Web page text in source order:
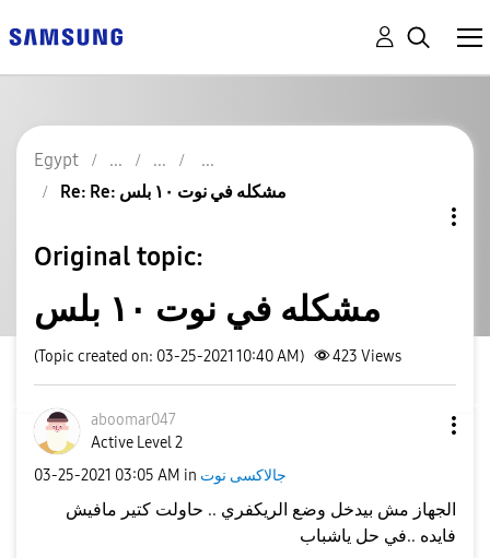
Egypt
Re: Re: مشكله في نوت ١٠ بلس
Original topic:
مشكله في نوت ١٠ بلس
(Topic created on: 03-25-2021 10:40 AM) 423 Views
aboomar047
Active Level 2
‎03-25-2021 03:05 AM in جالاكسى نوت
الجهاز مش بيدخل وضع الريكفري .. حاولت كتير مافيش
فايده ..في حل ياشباب